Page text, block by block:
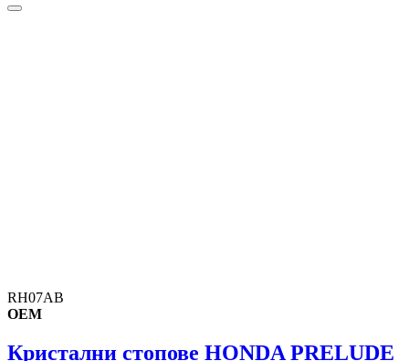
RH07AB
OEM
Кристални стопове HONDA PRELUDE